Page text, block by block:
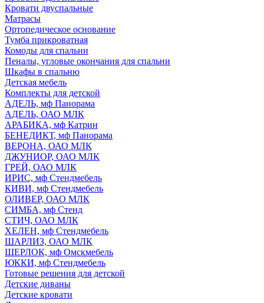
Кровати двуспальные
Матрасы
Ортопедическое основание
Тумба прикроватная
Комоды для спальни
Пеналы, угловые окончания для спальни
Шкафы в спальню
Детская мебель
Комплекты для детской
АДЕЛЬ, мф Панорама
АДЕЛЬ, ОАО МЛК
АРАБИКА, мф Катрин
БЕНЕДИКТ, мф Панорама
ВЕРОНА, ОАО МЛК
ДЖУНИОР, ОАО МЛК
ГРЕЙ, ОАО МЛК
ИРИС, мф Стендмебель
КИВИ, мф Стендмебель
ОЛИВЕР, ОАО МЛК
СИМБА, мф Стенд
СТИЧ, ОАО МЛК
ХЕЛЕН, мф Стендмебель
ШАРЛИЗ, ОАО МЛК
ШЕРЛОК, мф Омскмебель
ЮККИ, мф Стендмебель
Готовые решения для детской
Детские диваны
Детские кровати